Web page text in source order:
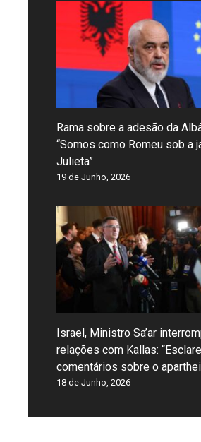
Rama sobre a adesão da
“Somos como Romeu sob a
Julieta”
19 de Junho, 2026
Israel, Ministro Sa’ar
relações com Kallas:
comentários sobre o
18 de Junho, 2026